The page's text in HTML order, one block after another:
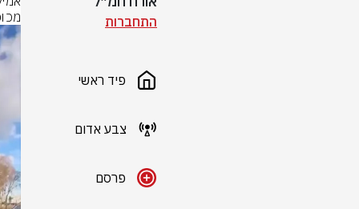
התחברות
פיד ראשי
צבע אדום
פרסם